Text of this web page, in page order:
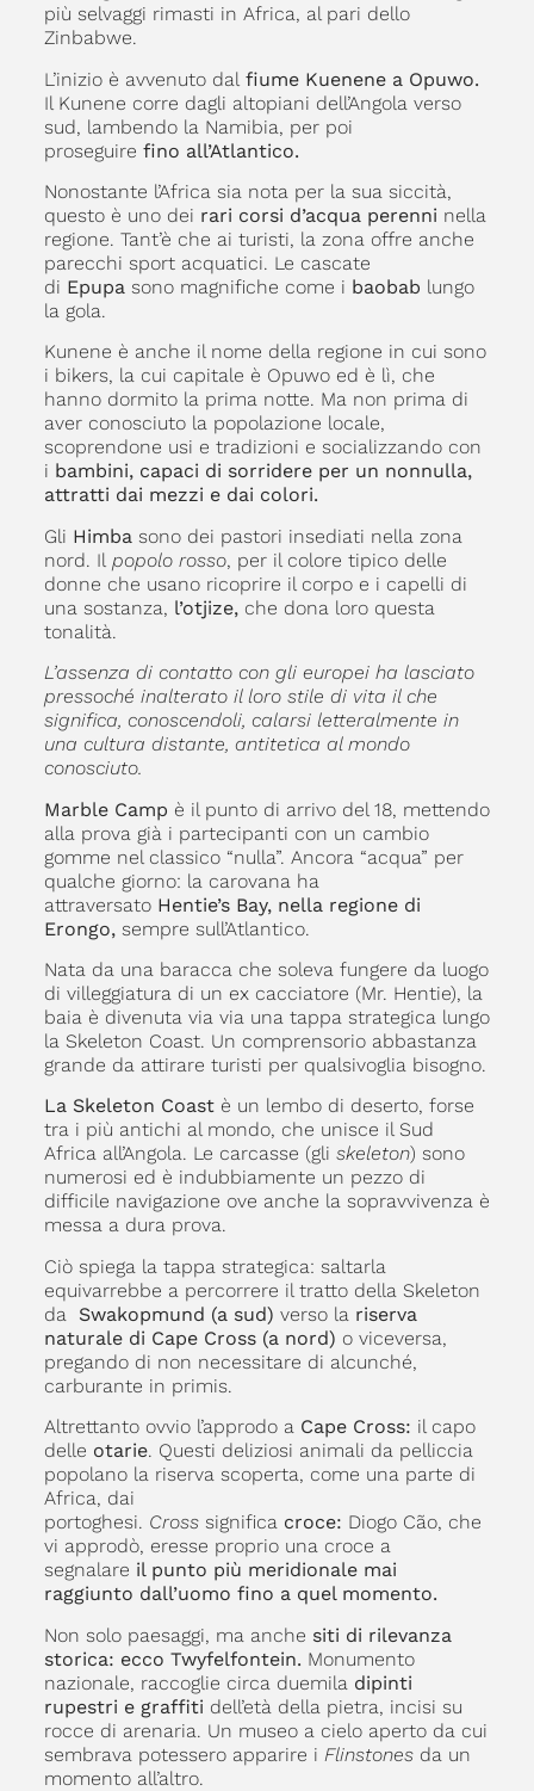
più selvaggi rimasti in Africa, al pari dello
Zinbabwe.
L’inizio è avvenuto dal fiume Kuenene a Opuwo.
Il Kunene corre dagli altopiani dell’Angola verso
sud, lambendo la Namibia, per poi
proseguire fino all’Atlantico.
Nonostante l’Africa sia nota per la sua siccità,
questo è uno dei rari corsi d’acqua perenni nella
regione. Tant’è che ai turisti, la zona offre anche
parecchi sport acquatici. Le cascate
di Epupasono magnifiche come i baobab lungo
la gola.
Kunene è anche il nome della regione in cui sono
i bikers, la cui capitale è Opuwo ed è lì, che
hanno dormito la prima notte. Ma non prima di
aver conosciuto la popolazione locale,
scoprendone usi e tradizioni e socializzando con
i bambini, capaci di sorridere per un nonnulla,
attratti dai mezzi e dai colori.
Gli Himbasono dei pastori insediati nella zona
nord. Il popolo rosso, per il colore tipico delle
donne che usano ricoprire il corpo e i capelli di
una sostanza, l’otjize,che dona loro questa
tonalità.
L’assenza di contatto con gli europei ha lasciato
pressoché inalterato il loro stile di vita il che
significa, conoscendoli, calarsi letteralmente in
una cultura distante, antitetica al mondo
conosciuto.
Marble Camp è il punto di arrivo del 18, mettendo
alla prova già i partecipanti con un cambio
gomme nel classico “nulla”. Ancora “acqua” per
qualche giorno: la carovana ha
attraversato Hentie’s Bay, nella regione di
Erongo, sempre sull’Atlantico.
Nata da una baracca che soleva fungere da luogo
di villeggiatura di un ex cacciatore (Mr. Hentie), la
baia è divenuta via via una tappa strategica lungo
la Skeleton Coast. Un comprensorio abbastanza
grande da attirare turisti per qualsivoglia bisogno.
La Skeleton Coast è un lembo di deserto, forse
tra i più antichi al mondo, che unisce il Sud
Africa all’Angola. Le carcasse (gli skeleton) sono
numerosi ed è indubbiamente un pezzo di
difficile navigazione ove anche la sopravvivenza è
messa a dura prova.
Ciò spiega la tappa strategica: saltarla
equivarrebbe a percorrere il tratto della Skeleton
da Swakopmund (a sud) verso la riserva
naturale di Cape Cross (a nord) o viceversa,
pregando di non necessitare di alcunché,
carburante in primis.
Altrettanto ovvio l’approdo a Cape Cross: il capo
delle otarie. Questi deliziosi animali da pelliccia
popolano la riserva scoperta, come una parte di
Africa, dai
portoghesi. Crosssignifica croce: Diogo Cão, che
vi approdò, eresse proprio una croce a
segnalare il punto più meridionale mai
raggiunto dall’uomo fino a quel momento.
Non solo paesaggi, ma anche siti di rilevanza
storica: ecco Twyfelfontein. Monumento
nazionale, raccoglie circa duemila dipinti
rupestri e graffiti dell’età della pietra, incisi su
rocce di arenaria. Un museo a cielo aperto da cui
sembrava potessero apparire i Flinstonesda un
momento all’altro.